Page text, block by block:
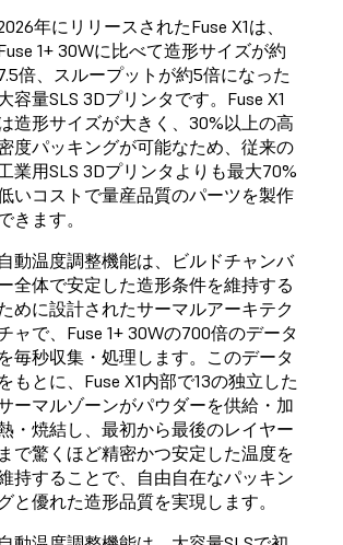
年にリリースされたFuse X1は、
1+ 30Wに比べて造形サイズが約
倍、スループットが約5倍になった
容量SLS 3Dプリンタです。Fuse X1
造形サイズが大きく、30%以上の高
度パッキングが可能なため、従来の
業用SLS 3Dプリンタよりも最大70%
いコストで量産品質のパーツを製作
きます。
自動温度調整機能は、ビルドチャンバ
全体で安定した造形条件を維持する
めに設計されたサーマルアーキテク
ャで、Fuse 1+ 30Wの700倍のデータ
を毎秒収集・処理します。このデータ
をもとに、Fuse X1内部で13の独立した
ーマルゾーンがパウダーを供給・加
・焼結し、最初から最後のレイヤー
まで驚くほど精密かつ安定した温度を
持することで、自由自在なパッキン
と優れた造形品質を実現します。